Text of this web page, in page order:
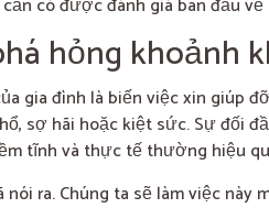
có được đánh giá ban đầu
hỏng khoảnh
gia đình là biến việc xin giúp
sợ hãi hoặc kiệt sức. Sự đối
tĩnh và thực tế thường hiệu
ra. Chúng ta sẽ làm việc